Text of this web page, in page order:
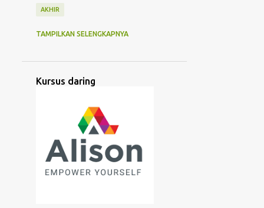
AKHIR
ARTIFISIAL
ASIA SELATAN
ASIA TENGAH ASIA TENGGARA
ASIA TIMUR ASING ASOSIASI
TAMPILKAN SELENGKAPNYA
Kursus daring